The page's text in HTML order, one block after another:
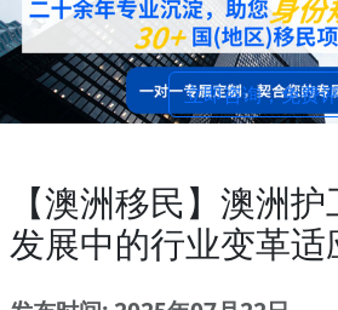
立即咨询，免费
【澳洲移民】澳洲
发展中的行业变革适